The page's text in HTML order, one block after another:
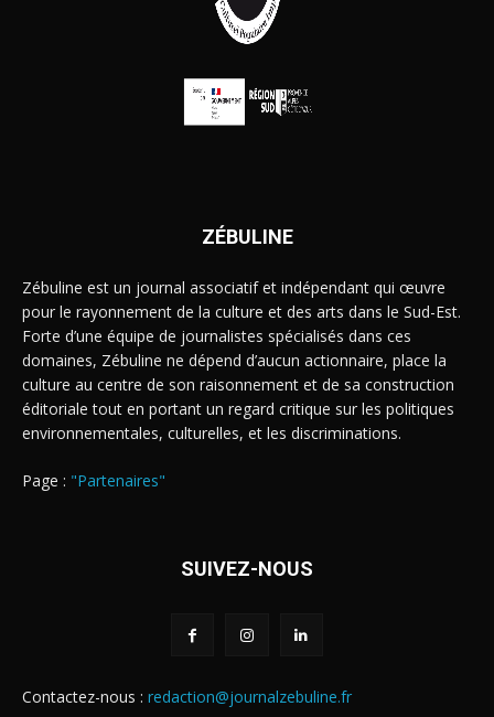
ZÉBULINE
Zébuline est un journal associatif et indépendant qui œuvre
pour le rayonnement de la culture et des arts dans le Sud-Est.
Forte d’une équipe de journalistes spécialisés dans ces
domaines, Zébuline ne dépend d’aucun actionnaire, place la
culture au centre de son raisonnement et de sa construction
éditoriale tout en portant un regard critique sur les politiques
environnementales, culturelles, et les discriminations.
Page : "Partenaires"
SUIVEZ-NOUS
Contactez-nous : redaction@journalzebuline.fr